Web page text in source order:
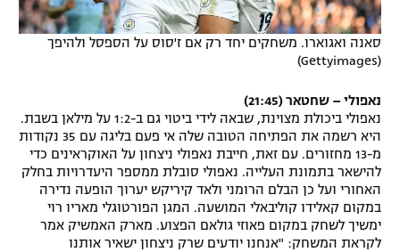
סאנה ואגוארו. משחקים יחד רק אם ז'סוס על הספסל ולהיפך
(Gettyimages)
נאפולי – שחטאר (21:45)
נאפולי ביכולת מצוינת, שבאה לידי ביטוי גם ב-1:2 על מילאן בשבת.
היא רשמה את הפתיחה הטובה שלה אי פעם בליגה עם 35 נקודות
מ-13 מחזורים. עם זאת, חייבת נאפולי ניצחון על האוקראינים כדי
להישאר בתמונת העלייה. נאפולי סובלת ממספר היעדרויות בחלק
האחורי ועל כן הבלם הרומני ולאד קיריקש יערוך הופעה נדירה
במקום קאלידו קוליבאלי המושעה. המגן הפורטוגלי מאריו רוי
ימשיך לשחק במקום פאוזי גולאם הפצוע. מארק האמשיק אמר
לקראת המשחק: "אנחנו יודעים שרק ניצחון ישאיר אותנו